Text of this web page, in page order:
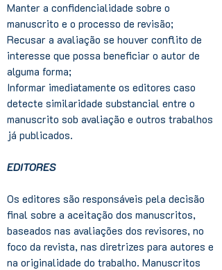
Manter a confidencialidade sobre o
manuscrito e o processo de revisão;
Recusar a avaliação se houver conflito de
interesse que possa beneficiar o autor de
alguma forma;
Informar imediatamente os editores caso
detecte similaridade substancial entre o
manuscrito sob avaliação e outros trabalhos
já publicados.
EDITORES
Os editores são responsáveis pela decisão
final sobre a aceitação dos manuscritos,
baseados nas avaliações dos revisores, no
foco da revista, nas diretrizes para autores e
na originalidade do trabalho. Manuscritos